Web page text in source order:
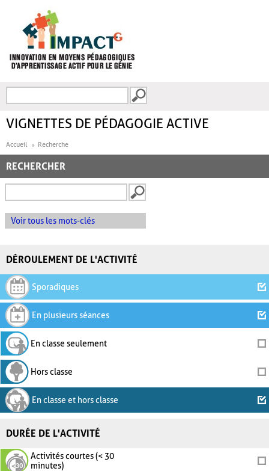
FORMULAIRE DE
VIGNETTES DE PÉDAGOGIE ACTIVE
Accueil Recherche
RECHERCHER
Voir tous les mots-clés
DÉROULEMENT DE L'ACTIVITÉ
Sporadiques
En plusieurs séances
En classe seulement
Hors classe
En classe et hors classe
DURÉE DE L'ACTIVITÉ
Activités courtes (< 30
minutes)